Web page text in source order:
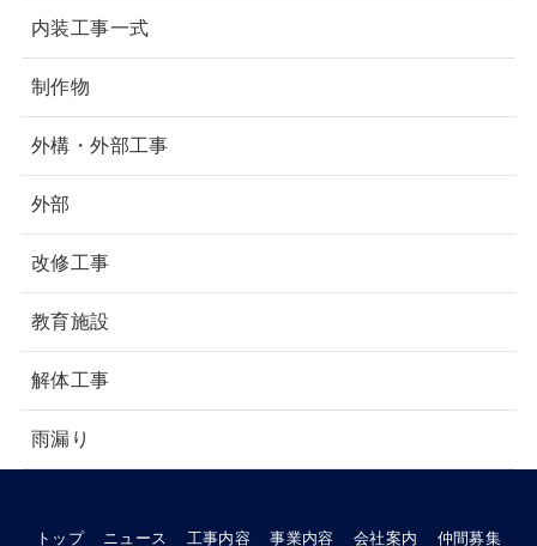
内装工事一式
制作物
外構・外部工事
外部
改修工事
教育施設
解体工事
雨漏り
トップ ニュース 工事内容 事業内容 会社案内 仲間募集